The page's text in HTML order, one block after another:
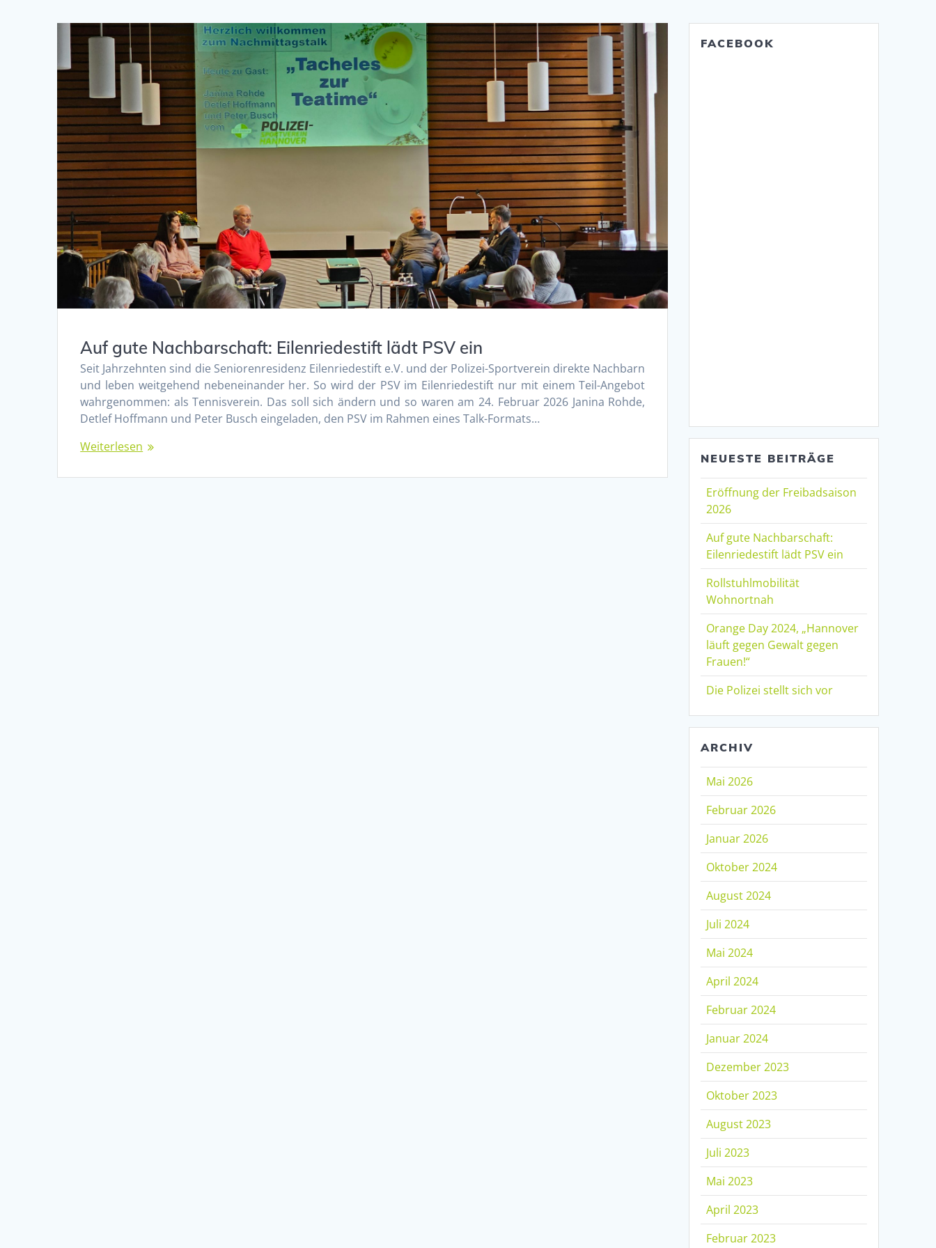
Auf gute Nachbarschaft: Eilenriedestift lädt PSV ein
Seit Jahrzehnten sind die Seniorenresidenz Eilenriedestift e.V. und der Polizei-Sportverein direkte Nachbarn
und leben weitgehend nebeneinander her. So wird der PSV im Eilenriedestift nur mit einem Teil-Angebot
wahrgenommen: als Tennisverein. Das soll sich ändern und so waren am 24. Februar 2026 Janina Rohde,
Detlef Hoffmann und Peter Busch eingeladen, den PSV im Rahmen eines Talk-Formats…
Weiterlesen
FACEBOOK
NEUESTE BEITRÄGE
Eröffnung der Freibadsaison
2026
Auf gute Nachbarschaft:
Eilenriedestift lädt PSV ein
Rollstuhlmobilität
Wohnortnah
Orange Day 2024, „Hannover
läuft gegen Gewalt gegen
Frauen!“
Die Polizei stellt sich vor
ARCHIV
Mai 2026
Februar 2026
Januar 2026
Oktober 2024
August 2024
Juli 2024
Mai 2024
April 2024
Februar 2024
Januar 2024
Dezember 2023
Oktober 2023
August 2023
Juli 2023
Mai 2023
April 2023
Februar 2023